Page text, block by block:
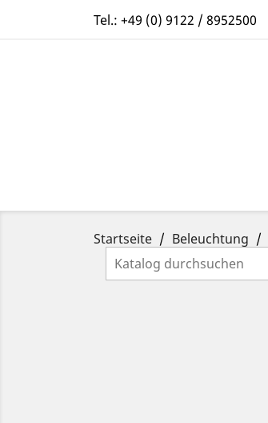
Tel.: +49 (0) 9122 / 8952500
Startseite Beleuchtung